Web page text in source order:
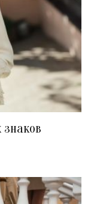
знаков